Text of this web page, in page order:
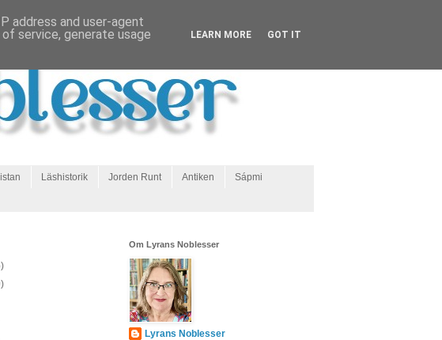
Läshistorik Jorden Runt Antiken Sápmi
Om Lyrans Noblesser
Lyrans Noblesser
address and user-agent
service, generate usage
LEARN MORE GOT IT